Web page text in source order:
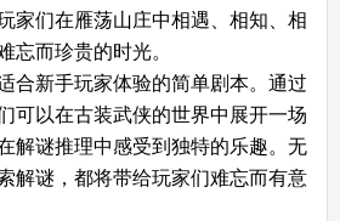
们在雁荡山庄中相遇、相知、相
忘而珍贵的时光。
新手玩家体验的简单剧本。通过
可以在古装武侠的世界中展开一场
解谜推理中感受到独特的乐趣。无
解谜，都将带给玩家们难忘而有意